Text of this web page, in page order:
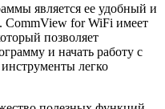
является ее удобный и
CommView for WiFi имеет
позволяет
и начать работу с
легко